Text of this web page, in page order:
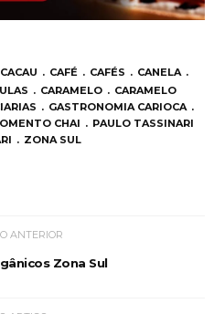
CACAU CAFÉ CAFÉS
CANELA
CARAMELO
CARAMELO
GASTRONOMIA CARIOCA
CHAI
PAULO TASSINARI
ZONA SUL
ANTERIOR
Zona Sul